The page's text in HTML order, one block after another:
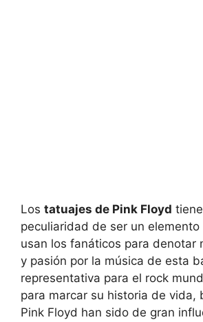
Los tatuajes de Pink Floyd
peculiaridad de ser un elemento
usan los fanáticos para denotar
y pasión por la música de esta
representativa para el rock
para marcar su historia de vida,
Pink Floyd han sido de gran